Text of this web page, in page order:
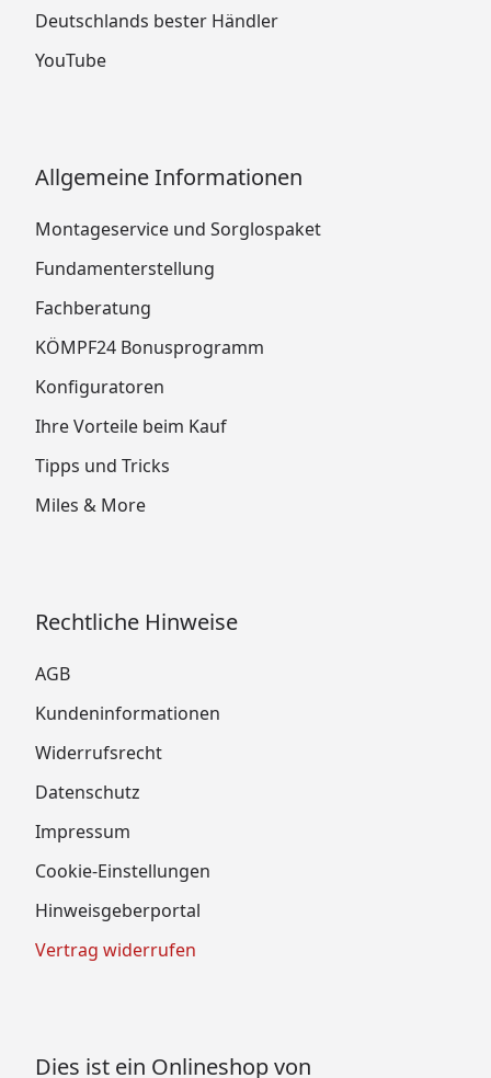
Deutschlands bester Händler
YouTube
Allgemeine Informationen
Montageservice und Sorglospaket
Fundamenterstellung
Fachberatung
KÖMPF24 Bonusprogramm
Konfiguratoren
Ihre Vorteile beim Kauf
Tipps und Tricks
Miles & More
Rechtliche Hinweise
AGB
Kundeninformationen
Widerrufsrecht
Datenschutz
Impressum
Cookie-Einstellungen
Hinweisgeberportal
Vertrag widerrufen
Dies ist ein Onlineshop von